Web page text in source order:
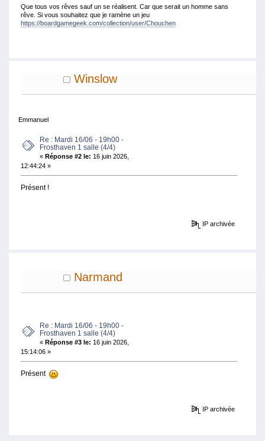
Que tous vos rêves sauf un se réalisent. Car que serait un homme sans
rêve. Si vous souhaitez que je ramène un jeu
https://boardgamegeek.com/collection/user/Chouchen
Winslow
Emmanuel
Re : Mardi 16/06 - 19h00 -
Frosthaven 1 salle (4/4)
« Réponse #2 le: 16 juin 2026,
12:44:24 »
Présent !
IP archivée
Narmand
Re : Mardi 16/06 - 19h00 -
Frosthaven 1 salle (4/4)
«Réponse #3 le: 16 juin 2026,
15:14:06 »
Présent
IP archivée